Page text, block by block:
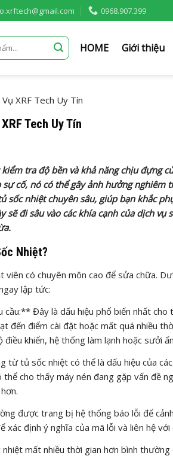
0968.907.399
HOME Giới thiệu
XRF Tech Uy Tín
Tech Uy Tín
tra độ bền và khả năng chịu đựng
cố, nó có thể gây ảnh hưởng nghiêm
sốc nhiệt chuyên sâu, giúp bạn khắc
đi sâu vào các khía cạnh của dịch vụ
Nhiệt?
có chuyên môn cao để sửa chữa.
lập tức:
Đây là dấu hiệu phổ biến nhất cho
đến điểm cài đặt hoặc mất quá nhiều
khiển, hệ thống làm lạnh hoặc sưởi
tủ sốc nhiệt có thể là dấu hiệu của
cho thấy máy nén đang gặp vấn đề
được trang bị hệ thống báo lỗi để
định ý nghĩa của mã lỗi và liên hệ
mất nhiều thời gian hơn bình thường